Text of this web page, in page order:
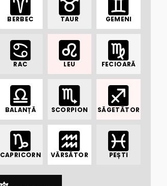
BERBEC TAUR GEMENI
RAC LEU FECIOARĂ
BALANȚĂ SCORPION SĂGETĂTOR
CAPRICORN VĂRSĂTOR PEȘTI